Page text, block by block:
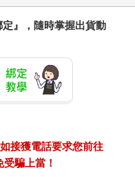
』，隨時掌握出貨動
接獲電話要求您前往
騙上當！